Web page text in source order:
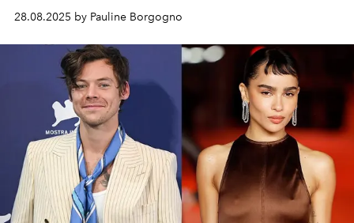
28.08.2025 by Pauline Borgogno